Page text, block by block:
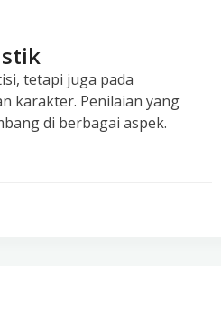
tetapi juga pada
karakter. Penilaian yang
di berbagai aspek.